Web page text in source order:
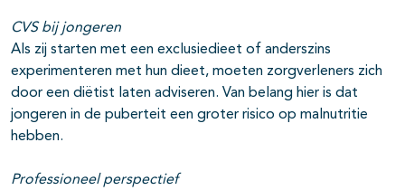
CVS bij jongeren
Als zij starten met een exclusiedieet of anderszins
experimenteren met hun dieet, moeten zorgverleners zich
door een diëtist laten adviseren. Van belang hier is dat
jongeren in de puberteit een groter risico op malnutritie
hebben.
Professioneel perspectief